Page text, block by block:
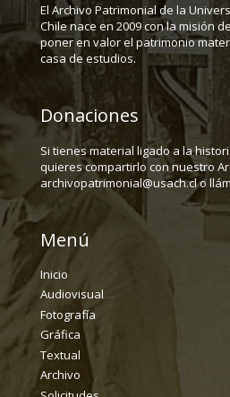
El Archivo Patrimonial de la
Chile nace en 2009 con la misión
poner en valor el patrimonio
casa de estudios.
Donaciones
Si tienes material ligado a la
quieres compartirlo con nuestro
archivopatrimonial@usach.cl o
Menú
Inicio
Audiovisual
Fotografía
Gráfica
Textual
Archivo